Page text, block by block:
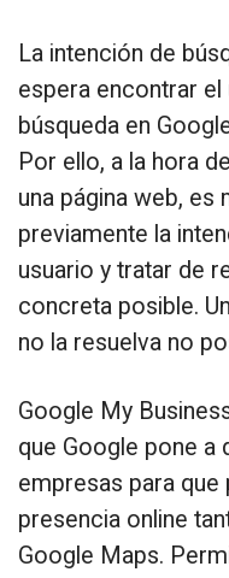
La intención de
espera encontrar el
búsqueda en
Por ello, a la hora
una página web,
previamente la
usuario y tratar de
concreta posible.
no la resuelva no
Google My
que Google pone a
empresas para que
presencia online
Google Maps.